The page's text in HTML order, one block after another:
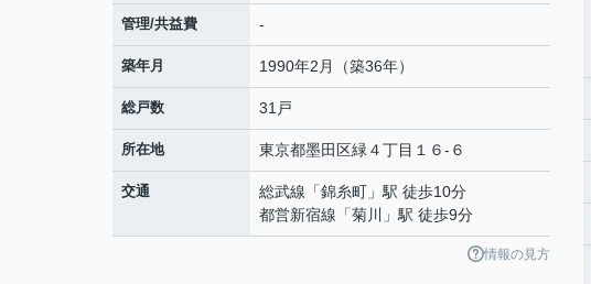
管理/共益費 -
築年月 1990年2月（築36年）
総戸数 31戸
所在地 東京都墨田区緑 ４丁目１６-６
交通 総武線 「錦糸町 」駅 徒歩10分
都営新宿線 「菊川 」駅 徒歩9分
情報の見方